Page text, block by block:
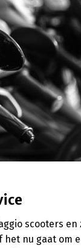
scooters
nu gaat om